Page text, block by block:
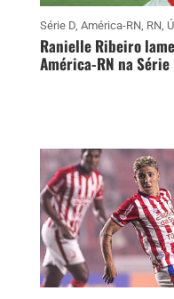
Série D, América-RN, RN,
Ranielle Ribeiro
América-RN na